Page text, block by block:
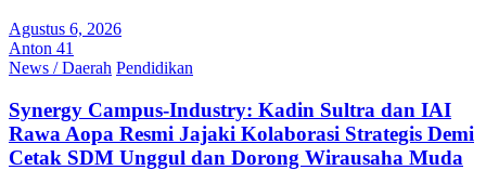
Agustus 6, 2026
Anton 41
News / Daerah Pendidikan
Synergy Campus-Industry: Kadin Sultra dan IAI
Rawa Aopa Resmi Jajaki Kolaborasi Strategis Demi
Cetak SDM Unggul dan Dorong Wirausaha Muda